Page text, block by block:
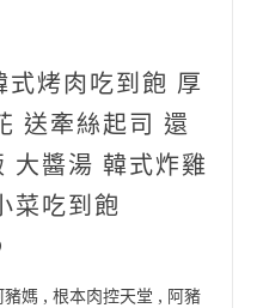
烤肉吃到飽 厚
送牽絲起司 還
大醬湯 韓式炸雞
菜吃到飽
媽 , 根本肉控天堂 , 阿豬